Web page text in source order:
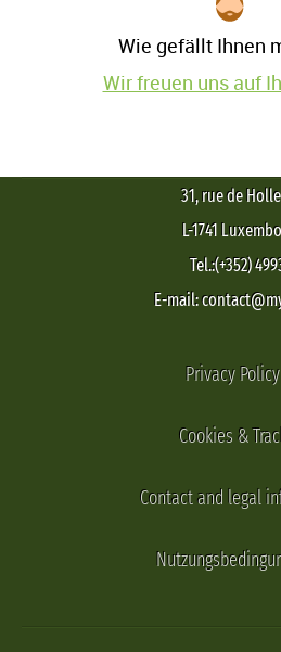
Wie gefällt Ihnen
Wir freuen uns auf
31, rue de
L-1741
Tel.:(+352)
E-mail:
Privacy Policy
Cookies &
Contact and legal